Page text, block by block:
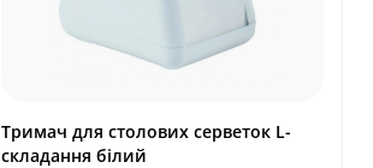
Тримач для столових серветок L-
складання білий